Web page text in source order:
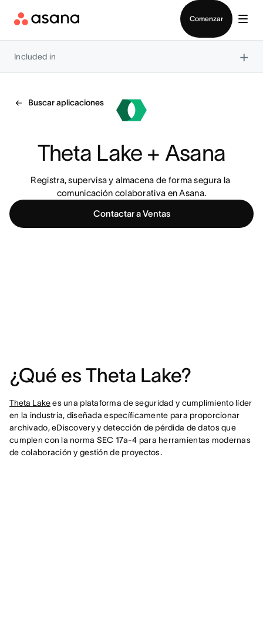
Comenzar
Included in ×
Buscar aplicaciones
Theta Lake + Asana
Registra, supervisa y almacena de forma segura la
comunicación colaborativa en Asana.
Contactar a Ventas
¿Qué es Theta Lake?
Theta Lakees una plataforma de seguridad y cumplimiento líder
en la industria, diseñada específicamente para proporcionar
archivado, eDiscovery y detección de pérdida de datos que
cumplen con la norma SEC 17a-4 para herramientas modernas
de colaboración y gestión de proyectos.